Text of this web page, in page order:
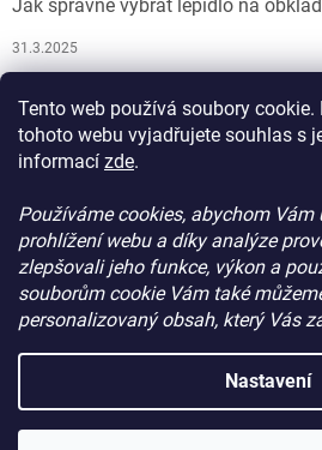
Tento web používá soubory
tohoto webu vyjadřujete souhlas s
informací zde.
Používáme cookies, abychom
prohlížení webu a díky analýze
zlepšovali jeho funkce, výkon a
souborům cookie Vám také
personalizovaný obsah, který Vás
Nastavení
Jak správně vybrat lepidlo na
31.3.2025